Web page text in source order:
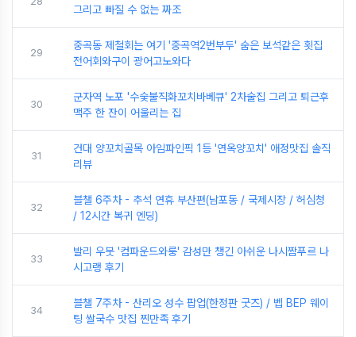
그리고 빠질 수 없는 짜조
29
중곡동 제철회는 여기 '중곡역2번부두' 숨은 보석같은 횟집
전어회와구이 광어고노와다
30
군자역 노포 '수숯불직화꼬치바베큐' 2차술집 그리고 퇴근후
맥주 한 잔이 어울리는 집
31
건대 양꼬치골목 아임파인픽 1등 '연옥양꼬치' 애정맛집 솔직
리뷰
32
블챌 6주차 - 추석 연휴 부산편(남포동 / 국제시장 / 허심청
/ 12시간 복귀 엔딩)
33
발리 우붓 '컴파운드와룽' 감성만 챙긴 아쉬운 나시짬푸르 나
시고랭 후기
34
블챌 7주차 - 산리오 성수 팝업(한정판 굿즈) / 벱 BEP 웨이
팅 쌀국수 맛집 찐만족 후기